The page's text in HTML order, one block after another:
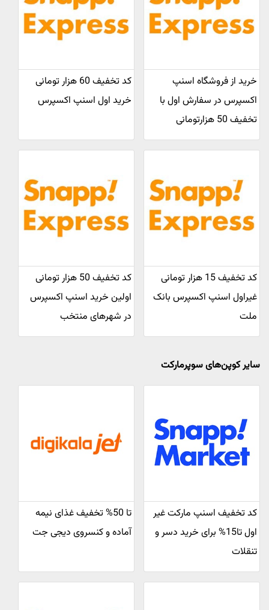
خرید از فروشگاه اسنپ
اکسپرس در سفارش اول با
تخفیف 50 هزارتومانی
کد تخفیف 60 هزار تومانی
خرید اول اسنپ اکسپرس
کد تخفیف 15 هزار تومانی
غیراول اسنپ اکسپرس بانک
ملت
کد تخفیف 50 هزار تومانی
اولین خرید اسنپ اکسپرس
در شهرهای منتخب
سایر کوپن‌های سوپرمارکت
کد تخفیف اسنپ مارکت غیر
اول تا15% برای خرید دسر و
تنقلات
تا 50% تخفیف غذای نیمه
آماده و کنسروی دیجی جت